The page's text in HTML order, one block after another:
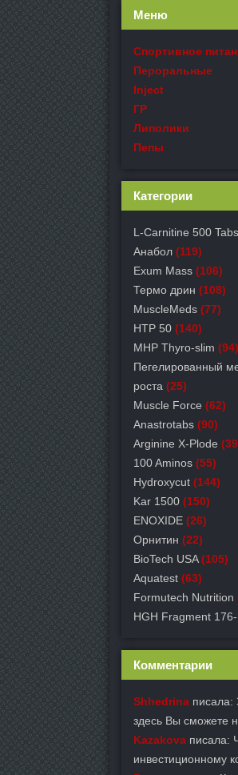
Меню
Спортивное
Пероральные
Inject
ГР
Липолики
Пепы
Категории
L-Carnitine 500 Tabs
Анабол (119)
Exum Mass (106)
Термо дрин (108)
MuscleMeds (77)
HTP 50 (140)
MHP Thyro-slim (94)
Пегелированный
роста (25)
Muscle Force (62)
Anastrotabs (90)
Arginine X-Plode
100 Aminos (55)
Hydroxycut (144)
Kar 1500 (150)
ENOXIDE (26)
Орнитин (22)
BioTech USA (105)
Aquatest (63)
Formutech Nutrition
HGH Fragment 176-
Комментарии
Shhedrina писала:
здесь Вы сможете
Kazakova писала:
инвестиционному